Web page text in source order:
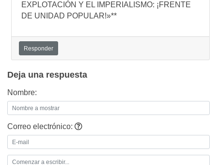
EXPLOTACIÓN Y EL IMPERIALISMO: ¡FRENTE
DE UNIDAD POPULAR!»**
Responder
Deja una respuesta
Nombre:
Correo electrónico: